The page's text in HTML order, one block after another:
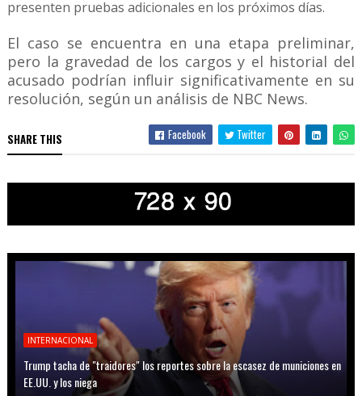
presenten pruebas adicionales en los próximos días.
El caso se encuentra en una etapa preliminar,
pero la gravedad de los cargos y el historial del
acusado podrían influir significativamente en su
resolución, según un análisis de NBC News.
SHARE THIS Facebook Twitter
INTERNACIONAL
Trump tacha de "traidores" los reportes sobre la escasez de municiones en
EE.UU. y los niega